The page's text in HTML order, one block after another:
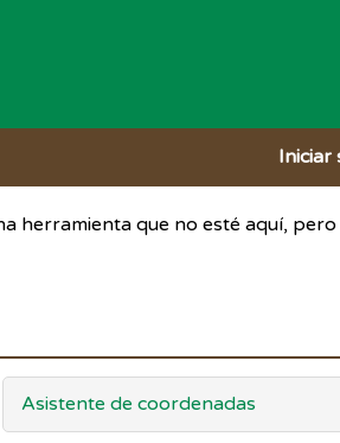
Iniciar
herramienta que no esté aquí,
Asistente de coordenadas